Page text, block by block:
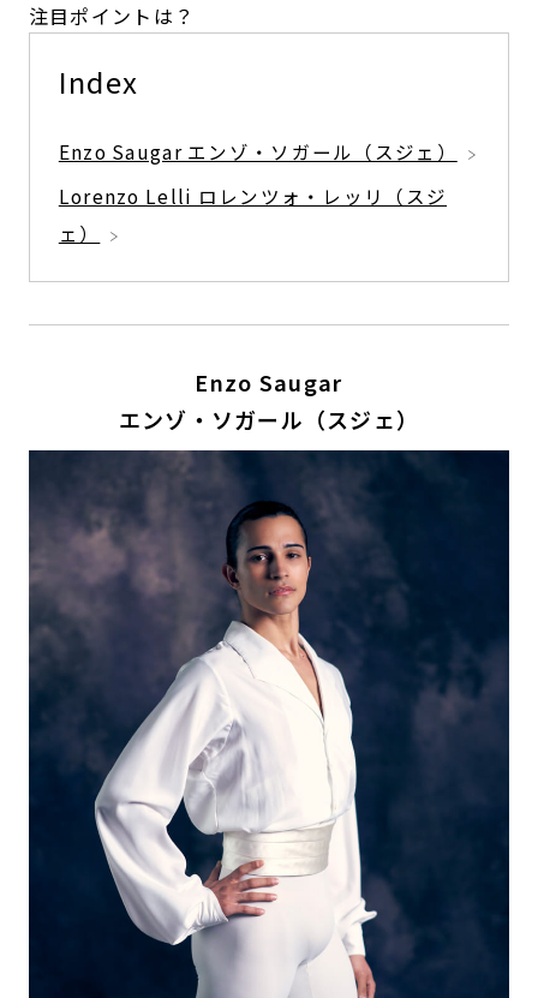
注目ポイントは？
Index
Enzo Saugar エンゾ・ソガール（スジェ）
Lorenzo Lelli ロレンツォ・レッリ（スジ
ェ）
Enzo Saugar
エンゾ・ソガール（スジェ）